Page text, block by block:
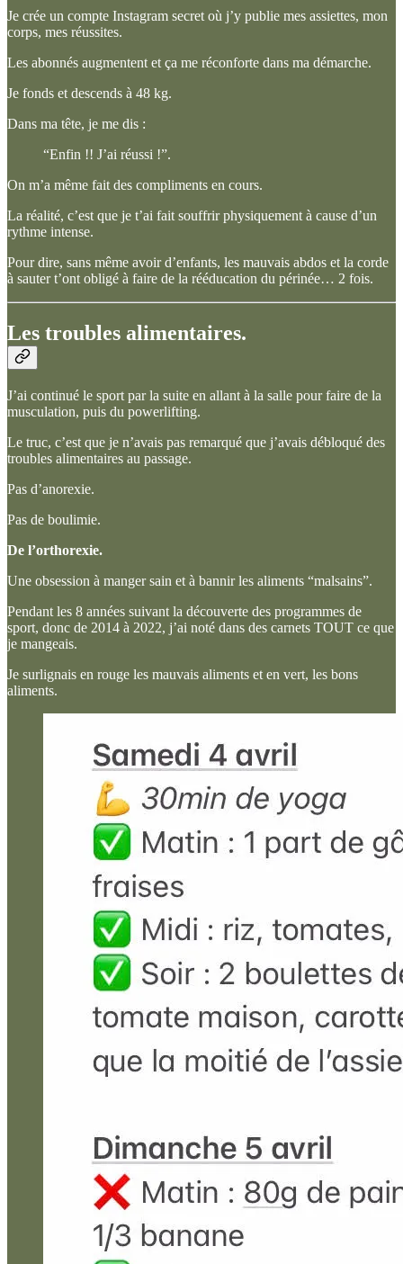
Je crée un compte Instagram secret où j’y publie mes assiettes, mon
corps, mes réussites.
Les abonnés augmentent et ça me réconforte dans ma démarche.
Je fonds et descends à 48 kg.
Dans ma tête, je me dis :
“Enfin !! J’ai réussi !”.
On m’a même fait des compliments en cours.
La réalité, c’est que je t’ai fait souffrir physiquement à cause d’un
rythme intense.
Pour dire, sans même avoir d’enfants, les mauvais abdos et la corde
à sauter t’ont obligé à faire de la rééducation du périnée… 2 fois.
Les troubles alimentaires.
J’ai continué le sport par la suite en allant à la salle pour faire de la
musculation, puis du powerlifting.
Le truc, c’est que je n’avais pas remarqué que j’avais débloqué des
troubles alimentaires au passage.
Pas d’anorexie.
Pas de boulimie.
De l’orthorexie.
Une obsession à manger sain et à bannir les aliments “malsains”.
Pendant les 8 années suivant la découverte des programmes de
sport, donc de 2014 à 2022, j’ai noté dans des carnets TOUT ce que
je mangeais.
Je surlignais en rouge les mauvais aliments et en vert, les bons
aliments.